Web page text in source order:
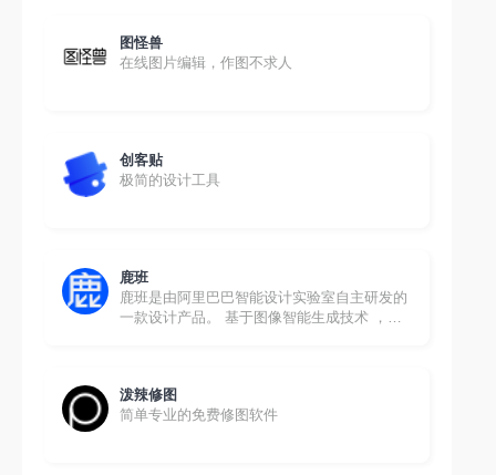
图怪兽
在线图片编辑，作图不求人
创客贴
极简的设计工具
鹿班
鹿班是由阿里巴巴智能设计实验室自主研发的
一款设计产品。 基于图像智能生成技术 ，鹿
泼辣修图
简单专业的免费修图软件